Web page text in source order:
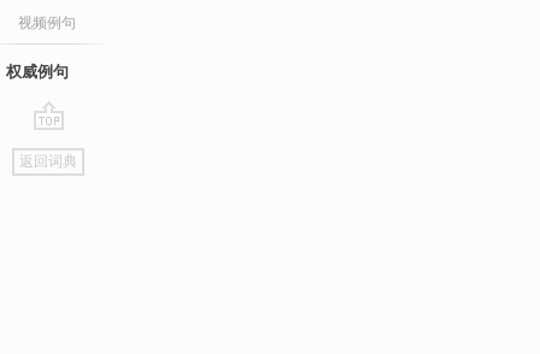
视频例句
权威例句
go
top
返回词典